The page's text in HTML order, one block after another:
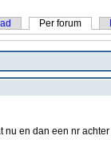
Per forum
nu en dan een nr